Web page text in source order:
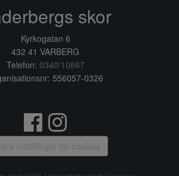
skor
Kyrkogatan 6
432 41 VARBERG
Telefon: 0340/10867
556057-0326
inställingar för cookies